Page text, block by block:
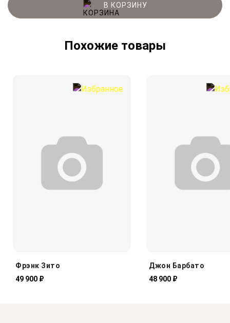
В КОРЗИНУ
Похожие товары
Фрэнк Зито
49 900 ₽
Джон Барбато
48 900 ₽